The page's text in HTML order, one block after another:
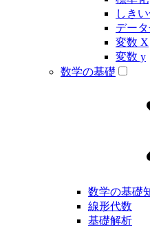
しき
データ
変数 X
変数 y
数学の基礎
数学の基礎
線形代数
基礎解析